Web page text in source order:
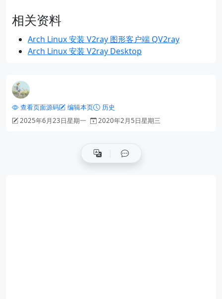
相关资料
Arch Linux 安装 V2ray 图形客户端 QV2ray
Arch Linux 安装 V2ray Desktop
查看页面源码 编辑本页
历史
2025年6月23日星期一
2020年2月5日星期三